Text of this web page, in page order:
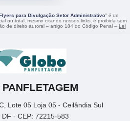
para Divulgação Setor Administrativo" é de
ou total, mesmo citando nossos links, é proibida sem
de direito autoral – artigo 184 do Código Penal – Lei
Lote 05 Loja 05 - Ceilândia Sul
DF - CEP: 72215-583